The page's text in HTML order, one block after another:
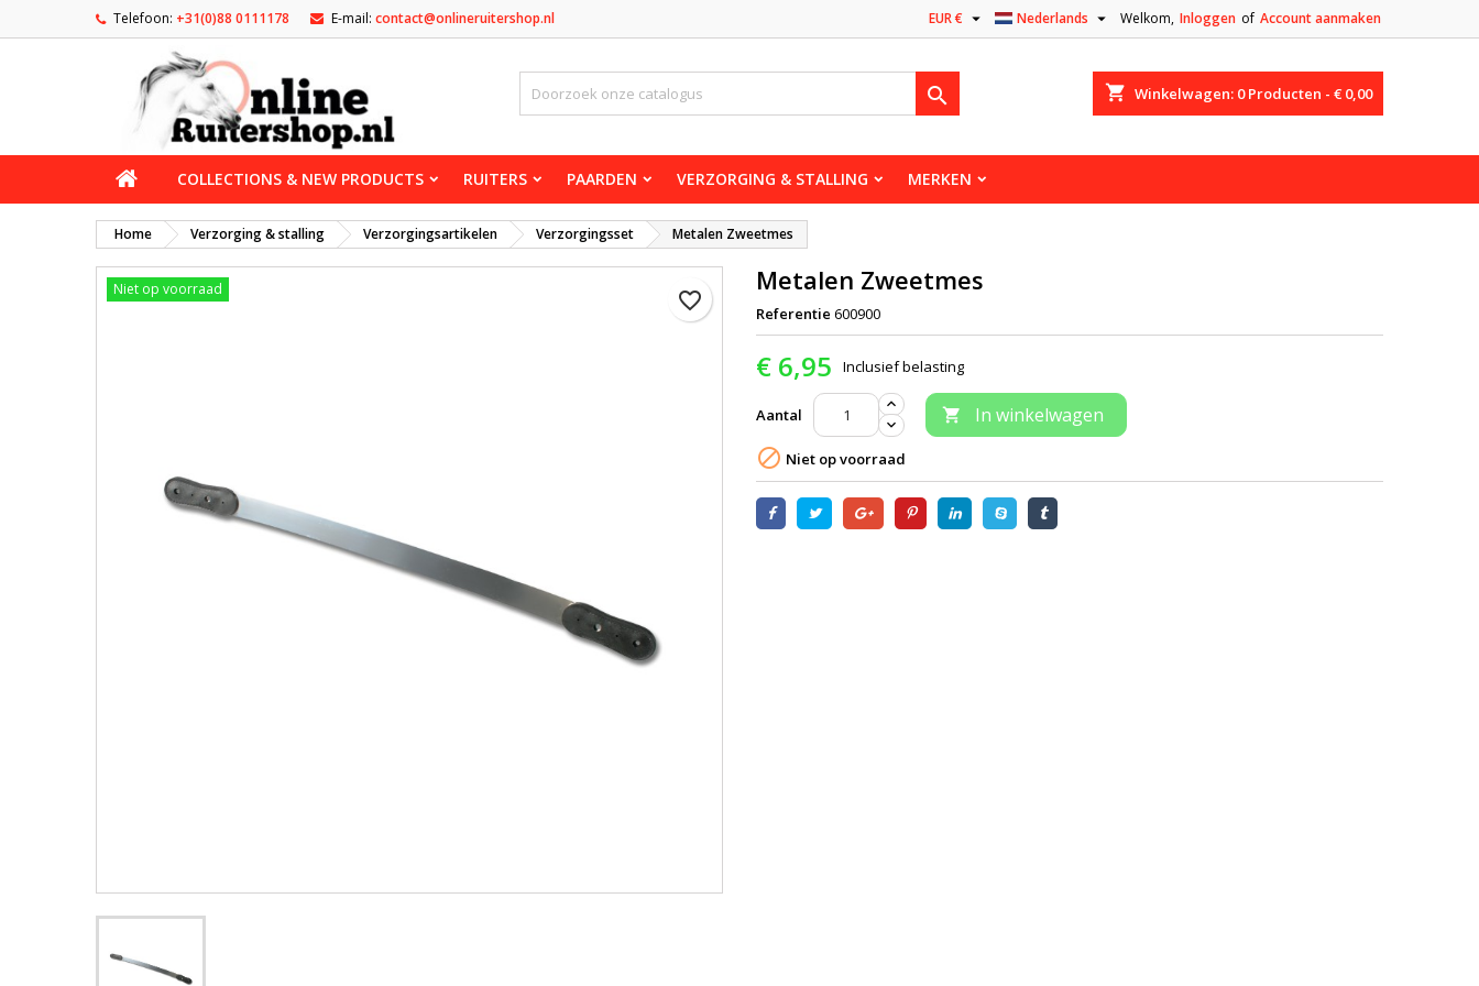
Telefoon: +31(0)88 0111178 E-mail: contact@onlineruitershop.nl Welkom, Inloggen of Account aanmaken
Nederlands 
EUR € 
shopping_cart Winkelwagen: 0Producten - € 0,00

COLLECTIONS & NEW PRODUCTS RUITERS PAARDEN VERZORGING & STALLING MERKEN
Home Verzorging & stalling Verzorgingsartikelen Verzorgingsset Metalen Zweetmes
favorite_border
Niet op voorraad Metalen Zweetmes
Referentie 600900
€ 6,95 Inclusief belasting
Aantal  In winkelwagen
 Niet op voorraad